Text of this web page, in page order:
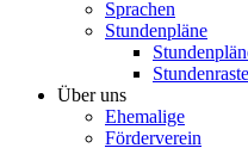
Sprachen
Stundenpläne
Über uns
Ehemalige
Förderverein